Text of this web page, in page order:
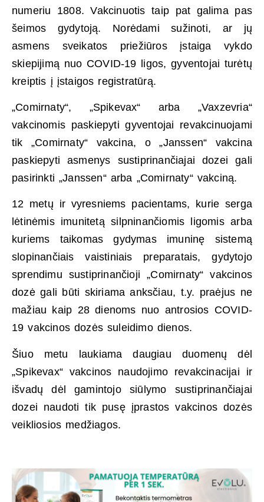
numeriu 1808. Vakcinuotis taip pat galima pas
šeimos gydytoją. Norėdami sužinoti, ar jų
asmens sveikatos priežiūros įstaiga vykdo
skiepijimą nuo COVID-19 ligos, gyventojai turėtų
kreiptis į įstaigos registratūrą.
„Comirnaty“, „Spikevax“ arba „Vaxzevria“
vakcinomis paskiepyti gyventojai revakcinuojami
tik „Comirnaty“ vakcina, o „Janssen“ vakcina
paskiepyti asmenys sustiprinančiajai dozei gali
pasirinkti „Janssen“ arba „Comirnaty“ vakciną.
12 metų ir vyresniems pacientams, kurie serga
lėtinėmis imunitetą silpninančiomis ligomis arba
kuriems taikomas gydymas imuninę sistemą
slopinančiais vaistiniais preparatais, gydytojo
sprendimu sustiprinančioji „Comirnaty“ vakcinos
dozė gali būti skiriama anksčiau, t.y. praėjus ne
mažiau kaip 28 dienoms nuo antrosios COVID-
19 vakcinos dozės suleidimo dienos.
Šiuo metu laukiama daugiau duomenų dėl
„Spikevax“ vakcinos naudojimo revakcinacijai ir
išvadų dėl gamintojo siūlymo sustiprinančiajai
dozei naudoti tik pusę įprastos vakcinos dozės
veikliosios medžiagos.